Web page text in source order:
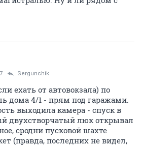
Sergunchik
ехать от автовокзала) по
дома 4/1 - прям под гаражами.
выходила камера - спуск в
двухстворчатый люк открывал
сродни пусковой шахте
(правда, последних не видел,